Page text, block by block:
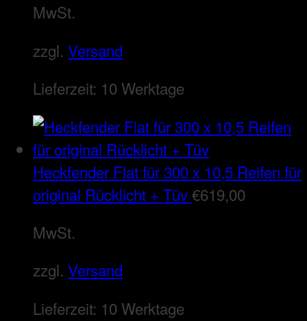
MwSt.
zzgl. Versand
Lieferzeit: 10 Werktage
Heckfender Flat für 300 x 10,5 Reifen für
original Rücklicht + Tüv€619,00
MwSt.
zzgl. Versand
Lieferzeit: 10 Werktage